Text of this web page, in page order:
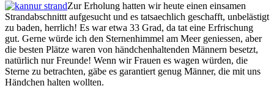
Zur Erholung hatten wir heute einen einsamen
Strandabschnittt aufgesucht und es tatsaechlich geschafft, unbelästigt
zu baden, herrlich! Es war etwa 33 Grad, da tat eine Erfrischung
gut. Gerne würde ich den Sternenhimmel am Meer geniessen, aber
die besten Plätze waren von händchenhaltenden Männern besetzt,
natürlich nur Freunde! Wenn wir Frauen es wagen würden, die
Sterne zu betrachten, gäbe es garantiert genug Männer, die mit uns
Händchen halten wollten.